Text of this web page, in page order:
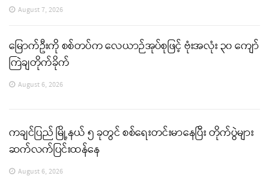
August 7, 2026
မြောက်ဦးကို စစ်တပ်က လေယာဉ်အုပ်စုဖြင့် ဗုံးအလုံး ၃၀ ကျော်
ကြဲချတိုက်ခိုက်
August 6, 2026
ကချင်ပြည် မြို့နယ် ၅ ခုတွင် စစ်ရေးတင်းမာနေပြီး တိုက်ပွဲများ
ဆက်လက်ပြင်းထန်နေ
August 6, 2026